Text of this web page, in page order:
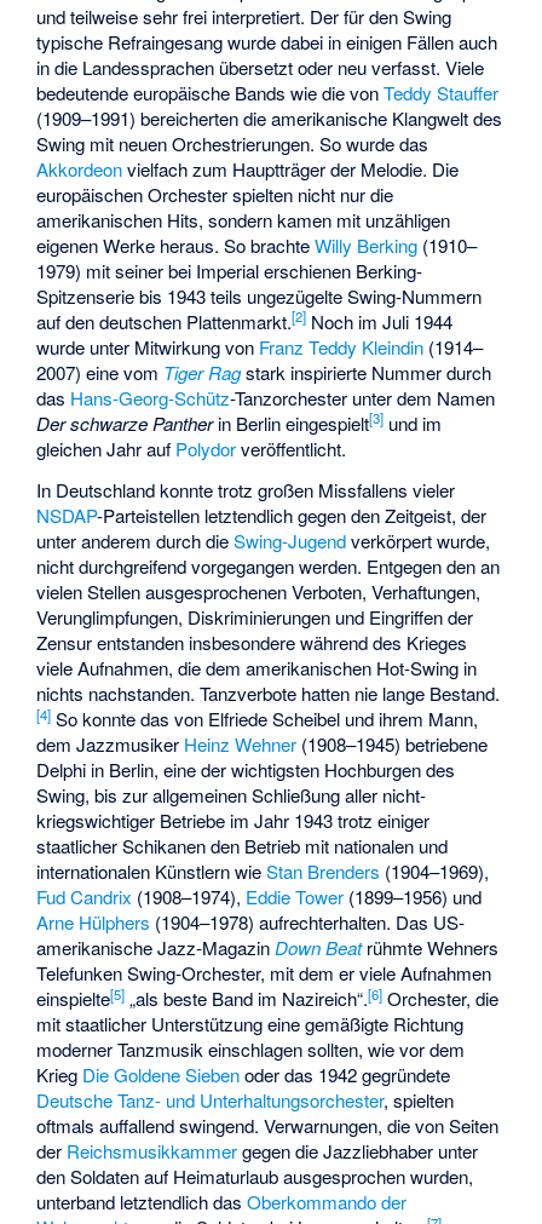
und teilweise sehr frei interpretiert. Der für den Swing
typische Refraingesang wurde dabei in einigen Fällen auch
in die Landessprachen übersetzt oder neu verfasst. Viele
bedeutende europäische Bands wie die vonTeddy Stauffer
(1909–1991) bereicherten die amerikanische Klangwelt des
Swing mit neuen Orchestrierungen. So wurde das
Akkordeonvielfach zum Hauptträger der Melodie. Die
europäischen Orchester spielten nicht nur die
amerikanischen Hits, sondern kamen mit unzähligen
eigenen Werke heraus. So brachteWilly Berking (1910–
1979) mit seiner bei Imperial erschienen Berking-
Spitzenserie bis 1943 teils ungezügelte Swing-Nummern
auf den deutschen Plattenmarkt.[2] Noch im Juli 1944
wurde unter Mitwirkung von Franz Teddy Kleindin (1914–
2007) eine vom Tiger Ragstark inspirierte Nummer durch
das Hans-Georg-Schütz-Tanzorchester unter dem Namen
Der schwarze Pantherin Berlin eingespielt[3] und im
gleichen Jahr auf Polydorveröffentlicht.
In Deutschland konnte trotz großen Missfallens vieler
NSDAP-Parteistellen letztendlich gegen den Zeitgeist, der
unter anderem durch dieSwing-Jugendverkörpert wurde,
nicht durchgreifend vorgegangen werden. Entgegen den an
vielen Stellen ausgesprochenen Verboten, Verhaftungen,
Verunglimpfungen, Diskriminierungen und Eingriffen der
Zensur entstanden insbesondere während des Krieges
viele Aufnahmen, die dem amerikanischen Hot-Swing in
nichts nachstanden. Tanzverbote hatten nie lange Bestand.
[4] So konnte das von Elfriede Scheibel und ihrem Mann,
dem Jazzmusiker Heinz Wehner (1908–1945) betriebene
Delphi in Berlin, eine der wichtigsten Hochburgen des
Swing, bis zur allgemeinen Schließung aller nicht-
kriegswichtiger Betriebe im Jahr 1943 trotz einiger
staatlicher Schikanen den Betrieb mit nationalen und
internationalen Künstlern wieStan Brenders (1904–1969),
Fud Candrix (1908–1974), Eddie Tower (1899–1956) und
Arne Hülphers (1904–1978) aufrechterhalten. Das US-
amerikanische Jazz-MagazinDown Beatrühmte Wehners
Telefunken Swing-Orchester, mit dem er viele Aufnahmen
einspielte[5] „als beste Band im Nazireich“.[6] Orchester, die
mit staatlicher Unterstützung eine gemäßigte Richtung
moderner Tanzmusik einschlagen sollten, wie vor dem
Krieg Die Goldene Siebenoder das 1942 gegründete
Deutsche Tanz- und Unterhaltungsorchester, spielten
oftmals auffallend swingend. Verwarnungen, die von Seiten
der Reichsmusikkammergegen die Jazzliebhaber unter
den Soldaten auf Heimaturlaub ausgesprochen wurden,
unterband letztendlich dasOberkommando der